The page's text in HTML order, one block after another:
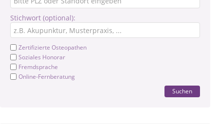
Stichwort (optional):
Zertifizierte Osteopathen
Soziales Honorar
Fremdsprache
Online-Fernberatung
Suchen